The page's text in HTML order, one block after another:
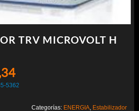
TRV MICROVOLT H
El
precio
5362
Categorías: ENERGIA Estabilizador